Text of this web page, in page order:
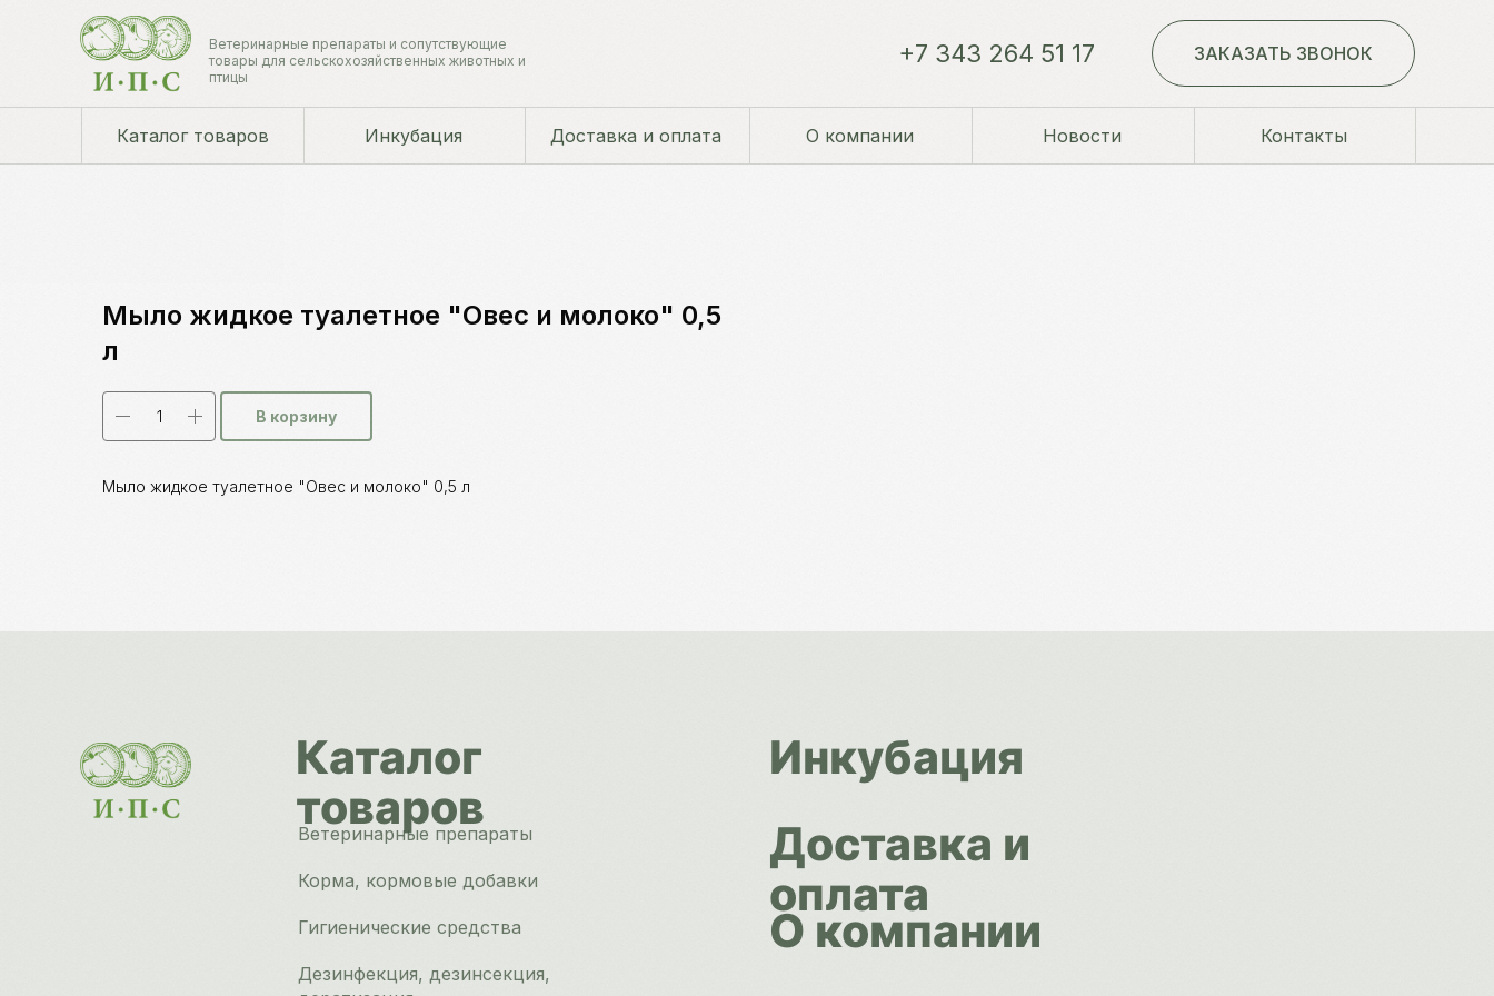
Каталог товаров Инкубация Доставка и оплата О компании Контакты
Ветеринарные препараты и сопутствующие
товары для сельскохозяйственных животных и
птицы
ЗАКАЗАТЬ ЗВОНОК
+7 343 264 51 17
Новости
Мыло жидкое туалетное "Овес и молоко" 0,5
л
В корзину
Мыло жидкое туалетное "Овес и молоко" 0,5 л
Каталог
товаров
Инкубация
Доставка и
оплата
О компании
Ветеринарные препараты
Корма, кормовые добавки
Гигиенические средства
Дезинфекция, дезинсекция,